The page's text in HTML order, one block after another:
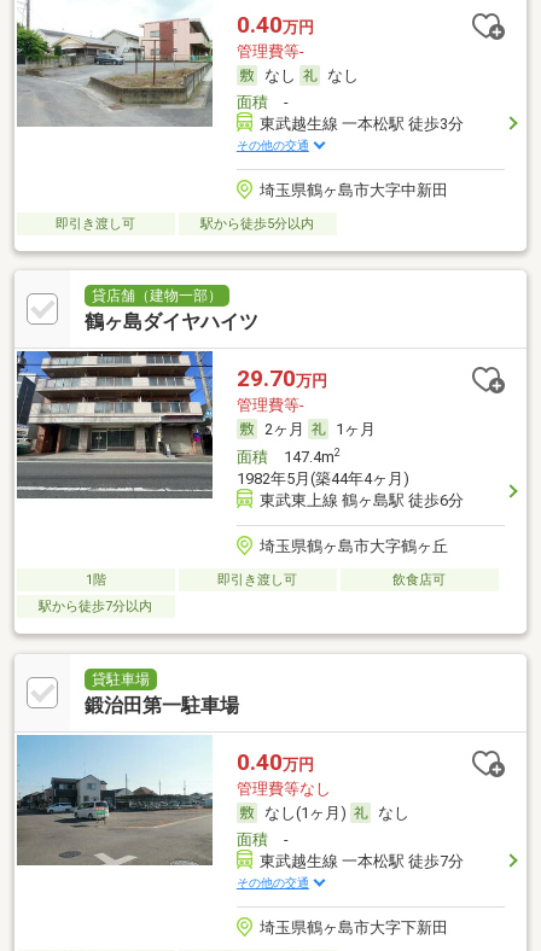
0.40万円
管理費等-
なし
なし
面積-
東武越生線 一本松駅 徒歩3分
その他の交通
埼玉県鶴ヶ島市大字中新田
即引き渡し可 駅から徒歩5分以内
貸店舗（建物一部）
鶴ヶ島ダイヤハイツ
29.70万円
管理費等-
2ヶ月
1ヶ月
面積147.4m2
1982年5月(築44年4ヶ月)
東武東上線 鶴ヶ島駅 徒歩6分
埼玉県鶴ヶ島市大字鶴ヶ丘
1階 即引き渡し可
飲食店可
駅から徒歩7分以内
貸駐車場
鍛治田第一駐車場
0.40万円
管理費等なし
なし(1ヶ月)
なし
面積-
東武越生線 一本松駅 徒歩7分
その他の交通
埼玉県鶴ヶ島市大字下新田